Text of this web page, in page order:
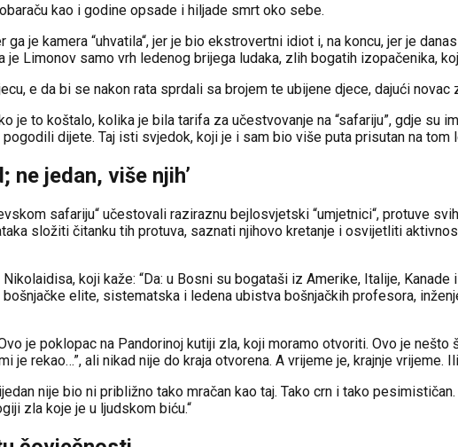
kao i godine opsade i hiljade smrt oko sebe.
ga je kamera “uhvatila“, jer je bio ekstrovertni idiot i, na koncu, jer je
Limonov samo vrh ledenog brijega ludaka, zlih bogatih izopačenika,
e da bi se nakon rata sprdali sa brojem te ubijene djece, dajući
je to koštalo, kolika je bila tarifa za učestvovanje na “safariju”, gdje su
dijete. Taj isti svjedok, koji je i sam bio više puta prisutan na tom
ne jedan, više njih’
safariju“ učestovali raziraznu bejlosvjetski “umjetnici“, protuve
složiti čitanku tih protuva, saznati njihovo kretanje i osvijetliti
koji kaže: “Da: u Bosni su bogataši iz Amerike, Italije,
elite, sistematska i ledena ubistva bošnjačkih profesora,
je poklopac na Pandorinoj kutiji zla, koji moramo otvoriti. Ovo je
je rekao…”, ali nikad nije do kraja otvorena. A vrijeme je, krajnje vrijeme.
nije bio ni približno tako mračan kao taj. Tako crn i tako
zla koje je u ljudskom biću.“